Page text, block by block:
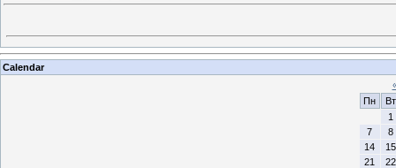
Calendar
Пн
Вт
1
7
8
14
15
21
22